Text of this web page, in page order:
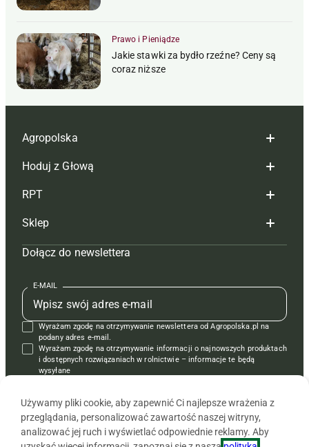
Prawo i Pieniądze
Jakie stawki za bydło rzeźne? Ceny są
coraz niższe
Agropolska
Redakcja
Reklama
Tagi
Mapa serwisu
Kontakt
Regulamin
Polityka prywatności
Hoduj z Głową
Hoduj z głową bydło
Hoduj z głową świnie
Prenumerata
Redakcja
Kontakt
Reklama
RPT
Redakcja
Prenumerata
Reklama
Kontakt
Krzyżówki
Sklep
Czasopisma i prenumerata
Książki
Regulamin
Dołącz do newslettera
E-MAIL
Wyrażam zgodę na otrzymywanie newslettera od Agropolska.pl na
podany adres e-mail.
Wyrażam zgodę na otrzymywanie informacji o najnowszych produktach
i dostępnych rozwiązaniach w rolnictwie – informacje te będą
wysyłane
Używamy pliki cookie, aby zapewnić Ci najlepsze wrażenia z
przeglądania, personalizować zawartość naszej witryny,
analizować jej ruch i wyświetlać odpowiednie reklamy. Aby